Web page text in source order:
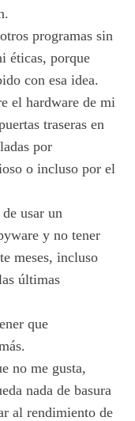
programas sin
éticas, porque
con esa idea.
el hardware de mi
traseras en
por
o incluso por el
usar un
y no tener
meses, incluso
últimas
que
no me gusta,
nada de basura
al rendimiento de